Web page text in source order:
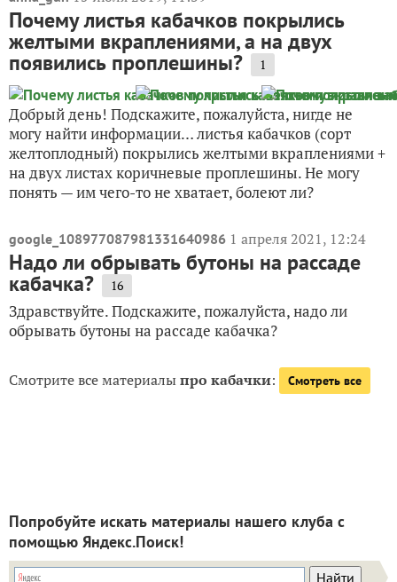
Почему листья кабачков покрылись
желтыми вкраплениями, а на двух
появились проплешины? 1
Добрый день! Подскажите, пожалуйста, нигде не
могу найти информации… листья кабачков (сорт
желтоплодный) покрылись желтыми вкраплениями +
на двух листах коричневые проплешины. Не могу
понять — им чего-то не хватает, болеют ли?
google_108977087981331640986 1 апреля 2021, 12:24
Надо ли обрывать бутоны на рассаде
кабачка? 16
Здравствуйте. Подскажите, пожалуйста, надо ли
обрывать бутоны на рассаде кабачка?
Смотрите все материалыпро кабачки: Смотреть все
Попробуйте искать материалы нашего клуба с
помощью Яндекс.Поиск!